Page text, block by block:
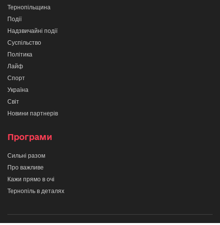
Тернопільщина
Події
Надзвичайні події
Суспільство
Політика
Лайф
Спорт
Україна
Світ
Новини партнерів
Програми
Сильні разом
Про важливе
Кажи прямо в очі
Тернопіль в деталях